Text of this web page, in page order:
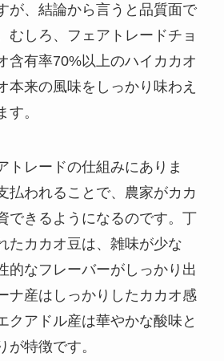
が、結論から言うと品質面で
むしろ、フェアトレードチョ
含有率70%以上のハイカカオ
本来の風味をしっかり味わえ
す。
トレードの仕組みにありま
払われることで、農家がカカ
できるようになるのです。丁
たカカオ豆は、雑味が少な
的なフレーバーがしっかり出
ナ産はしっかりしたカカオ感
クアドル産は華やかな酸味と
が特徴です。